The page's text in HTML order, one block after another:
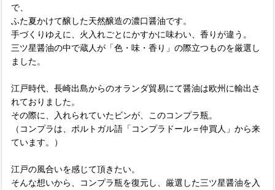
で、
ふた夏かけて醸した天然醸造の濃口醤油です。
手づくりゆえに、火入れごとにかすかに味わい、香りが違う。
三ツ星醤油の中で蔵人が「色・味・香り」の際立つものを厳選し
ました。
江戸時代、長崎出島からのオランダ貿易にて醤油は欧州に輸出さ
れておりました。
その際に、入れられていたビンが、このコンプラ瓶。
（コンプラは、ポルトガル語「コンプラドール＝仲買人」から来
ています。）
江戸の風合いを感じて頂きたい。
そんな想いから、コンプラ瓶を復元し、厳選した三ツ星醤油を入